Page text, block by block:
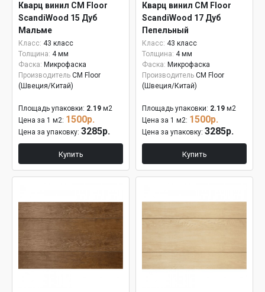
Кварц винил CM Floor
ScandiWood 15 Дуб
Мальме
Класс: 43 класс
Толщина: 4 мм
Фаска: Микрофаска
Производитель CM Floor
(Швеция/Китай)
Площадь упаковки: 2.19 м2
Цена за 1 м2: 1500р.
Цена за упаковку: 3285р.
Купить
Кварц винил CM Floor
ScandiWood 17 Дуб
Пепельный
Класс: 43 класс
Толщина: 4 мм
Фаска: Микрофаска
Производитель CM Floor
(Швеция/Китай)
Площадь упаковки: 2.19 м2
Цена за 1 м2: 1500р.
Цена за упаковку: 3285р.
Купить